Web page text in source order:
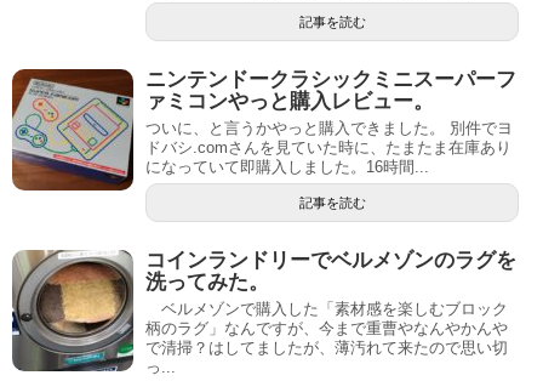
記事を読む
ニンテンドークラシックミニスーパーフ
ァミコンやっと購入レビュー。
ついに、と言うかやっと購入できました。 別件でヨ
ドバシ.comさんを見ていた時に、たまたま在庫あり
になっていて即購入しました。16時間...
記事を読む
コインランドリーでベルメゾンのラグを
洗ってみた。
ベルメゾンで購入した「素材感を楽しむブロック
柄のラグ」なんですが、今まで重曹やなんやかんや
で清掃？はしてましたが、薄汚れて来たので思い切
っ...